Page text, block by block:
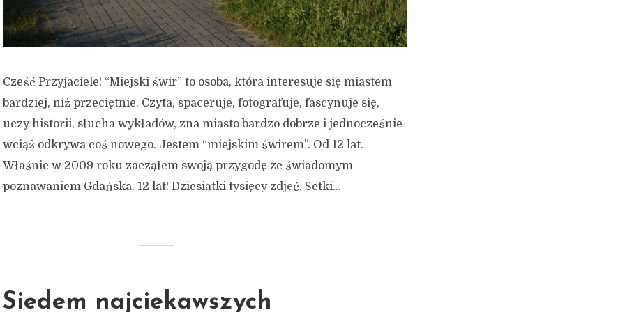
Cześć Przyjaciele! “Miejski świr” to osoba, która interesuje się miastem
bardziej, niż przeciętnie. Czyta, spaceruje, fotografuje, fascynuje się,
uczy historii, słucha wykładów, zna miasto bardzo dobrze i jednocześnie
wciąż odkrywa coś nowego. Jestem “miejskim świrem”. Od 12 lat.
Właśnie w 2009 roku zacząłem swoją przygodę ze świadomym
poznawaniem Gdańska. 12 lat! Dziesiątki tysięcy zdjęć. Setki...
Siedem najciekawszych